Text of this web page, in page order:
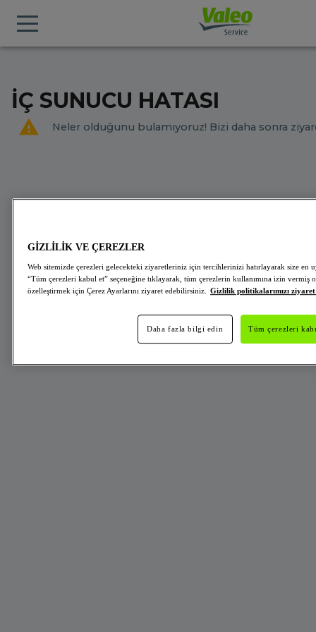
İÇ SUNUCU HATASI
Neler olduğunu bulamıyoruz! Bizi daha sonra
GİZLİLİK VE ÇEREZLER
Web sitemizde çerezleri gelecekteki ziyaretleriniz için tercihlerinizi hatırlayarak size en
“Tüm çerezleri kabul et” seçeneğine tıklayarak, tüm çerezlerin kullanımına izin vermiş
özelleştirmek için Çerez Ayarlarını ziyaret edebilirsiniz.
Gizlilik politikalarımızı
Tüm çerezleri
Daha fazla bilgi edin